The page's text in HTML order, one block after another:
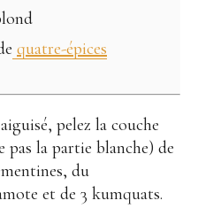
quatre-épices
pelez la couche
la partie blanche) de
du
et de 3 kumquats.